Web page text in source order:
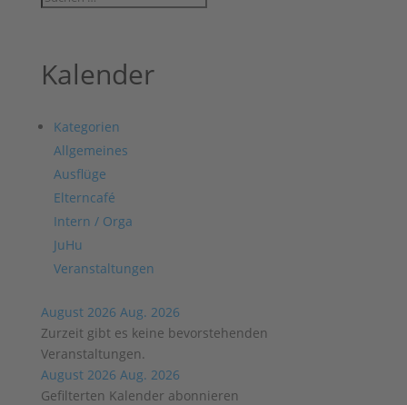
Kalender
Kategorien
Allgemeines
Ausflüge
Elterncafé
Intern / Orga
JuHu
Veranstaltungen
August 2026 Aug. 2026
Zurzeit gibt es keine bevorstehenden
Veranstaltungen.
August 2026 Aug. 2026
Gefilterten Kalender abonnieren